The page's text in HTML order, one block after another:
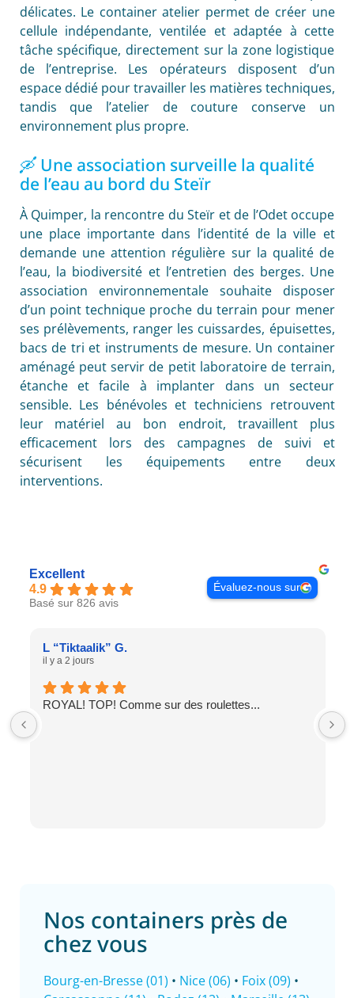
délicates. Le container atelier permet de créer une
cellule indépendante, ventilée et adaptée à cette
tâche spécifique, directement sur la zone logistique
de l’entreprise. Les opérateurs disposent d’un
espace dédié pour travailler les matières techniques,
tandis que l’atelier de couture conserve un
environnement plus propre.
🛶 Une association surveille la qualité
de l’eau au bord du Steïr
À Quimper, la rencontre du Steïr et de l’Odet occupe
une place importante dans l’identité de la ville et
demande une attention régulière sur la qualité de
l’eau, la biodiversité et l’entretien des berges. Une
association environnementale souhaite disposer
d’un point technique proche du terrain pour mener
ses prélèvements, ranger les cuissardes, épuisettes,
bacs de tri et instruments de mesure. Un container
aménagé peut servir de petit laboratoire de terrain,
étanche et facile à implanter dans un secteur
sensible. Les bénévoles et techniciens retrouvent
leur matériel au bon endroit, travaillent plus
efficacement lors des campagnes de suivi et
sécurisent les équipements entre deux
interventions.
Excellent
4.9
Basé sur 826 avis
Évaluez-nous sur
L “Tiktaalik” G.
il y a 2 jours
ROYAL! TOP! Comme sur des roulettes...
Nos containers près de
chez vous
Bourg-en-Bresse (01) • Nice (06) • Foix (09) •